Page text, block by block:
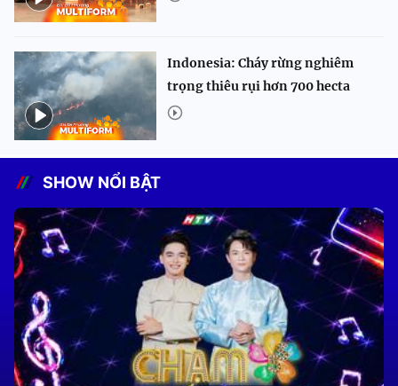
Indonesia: Cháy rừng nghiêm
trọng thiêu rụi hơn 700 hecta
SHOW NỔI BẬT